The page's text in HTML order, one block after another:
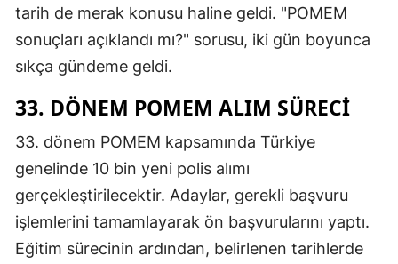
tarih de merak konusu haline geldi. "POMEM
sonuçları açıklandı mı?" sorusu, iki gün boyunca
sıkça gündeme geldi.
33. DÖNEM POMEM ALIM SÜRECI
33. dönem POMEM kapsamında Türkiye
genelinde 10 bin yeni polis alımı
gerçekleştirilecektir. Adaylar, gerekli başvuru
işlemlerini tamamlayarak ön başvurularını yaptı.
Eğitim sürecinin ardından, belirlenen tarihlerde